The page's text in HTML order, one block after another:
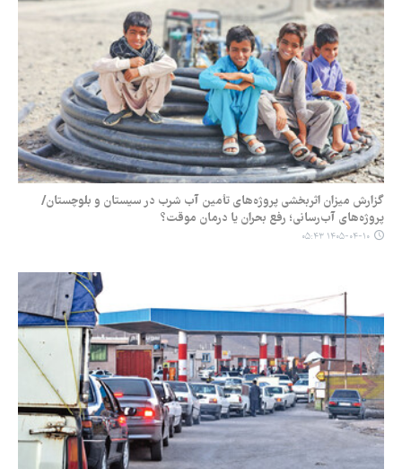
گزارش میزان اثربخشی پروژه‌های تأمین آب شرب در سیستان و بلوچستان/
پروژه‌های آب‌رسانی؛ رفع بحران یا درمان موقت؟
۱۴۰۵-۰۴-۱۰ ۰۵:۴۳